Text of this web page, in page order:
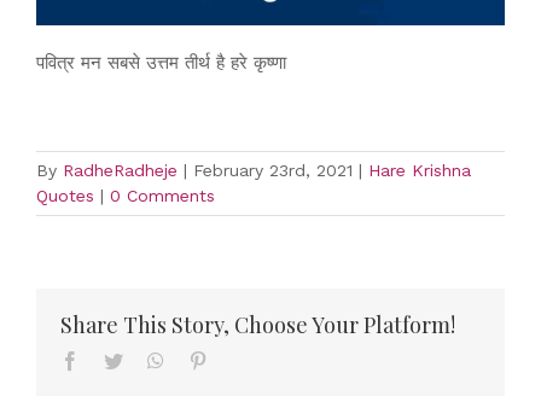
पवित्र मन सबसे उत्तम तीर्थ है हरे कृष्णा
By RadheRadheje | February 23rd, 2021 | Hare Krishna
Quotes | 0 Comments
Share This Story, Choose Your Platform!
Facebook
Twitter WhatsApp